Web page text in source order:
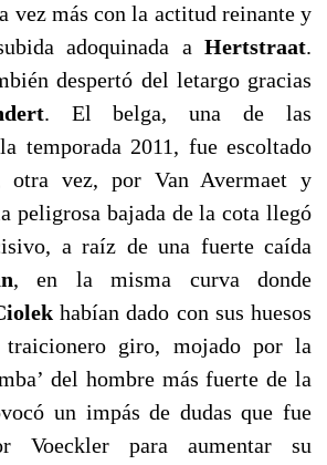
vez más con la actitud reinante y
adoquinada a Hertstraat.
despertó del letargo gracias
. El belga, una de las
temporada 2011, fue escoltado
otra vez, por Van Avermaet y
peligrosa bajada de la cota llegó
a raíz de una fuerte caída
, en la misma curva donde
habían dado con sus huesos
giro, mojado por la
del hombre más fuerte de la
un impás de dudas que fue
Voeckler para aumentar su